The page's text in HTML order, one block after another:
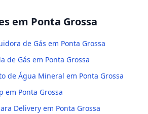
em Ponta Grossa
de Gás em Ponta Grossa
de Gás em Ponta Grossa
de Água Mineral em Ponta Grossa
em Ponta Grossa
Delivery em Ponta Grossa